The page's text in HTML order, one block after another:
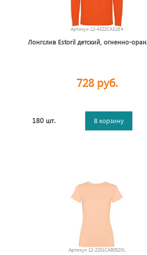
Артикул 12-4322CA316.4
Лонгслив Estoril детский, огненно-
728 руб.
180 шт. В корзину
Артикул 12-2201CA8052XL